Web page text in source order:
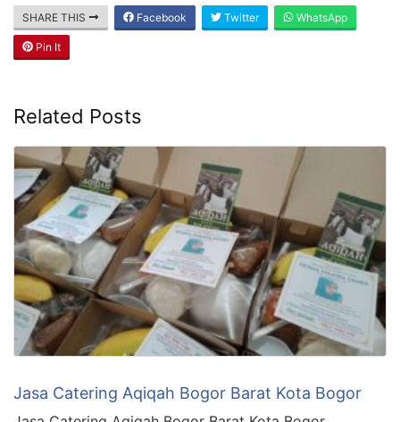
SHARE THIS Facebook Twitter WhatsApp
Pin It
Related Posts
Jasa Catering Aqiqah Bogor Barat Kota Bogor